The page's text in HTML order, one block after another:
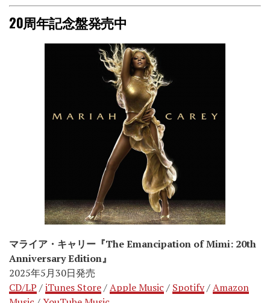
20周年記念盤発売中
マライア・キャリー『The Emancipation of Mimi: 20th
Anniversary Edition』
2025年5月30日発売
CD/LP /iTunes Store/Apple Music / Spotify/Amazon